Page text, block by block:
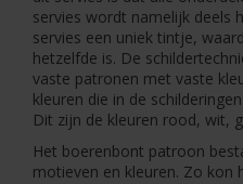
servies wordt namelijk deels
servies een uniek tintje,
hetzelfde is. De
vaste patronen met vaste
kleuren die in de
Dit zijn de kleuren rood, wit,
Het boerenbont patroon
motieven en kleuren. Zo kon